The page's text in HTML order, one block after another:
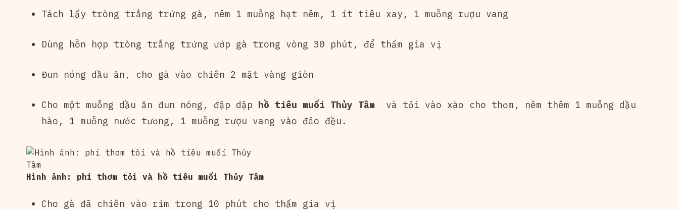
Tách lấy tròng trắng trứng gà, nêm 1 muỗng hạt nêm, 1 ít tiêu xay, 1 muỗng rượu vang
Dùng hỗn hợp tròng trắng trứng ướp gà trong vòng 30 phút, để thấm gia vị
Đun nóng dầu ăn, cho gà vào chiên 2 mặt vàng giòn
Cho một muỗng dầu ăn đun nóng, đập dập hồ tiêu muối Thủy Tâm và tỏi vào xào cho thơm, nêm thêm 1 muỗng dầu
hào, 1 muỗng nước tương, 1 muỗng rượu vang vào đảo đều.
Hình ảnh: phi thơm tỏi và hồ tiêu muối Thủy Tâm
Cho gà đã chiên vào rim trong 10 phút cho thấm gia vị